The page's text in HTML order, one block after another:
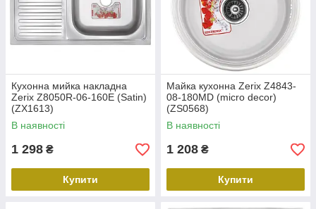
Кухонна мийка накладна
Zerix Z8050R-06-160E (Satin)
(ZX1613)
В наявності
1 298 ₴
Купити
Майка кухонна Zerix Z4843-
08-180MD (micro decor)
(ZS0568)
В наявності
1 208 ₴
Купити